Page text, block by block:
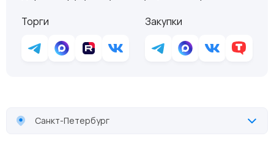
Торги
Закупки
Санкт-Петербург